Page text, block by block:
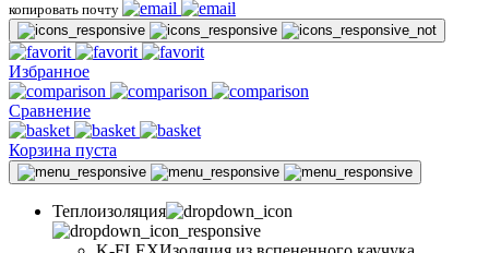
копировать почту
Избранное
Сравнение
Корзина пуста
Теплоизоляция